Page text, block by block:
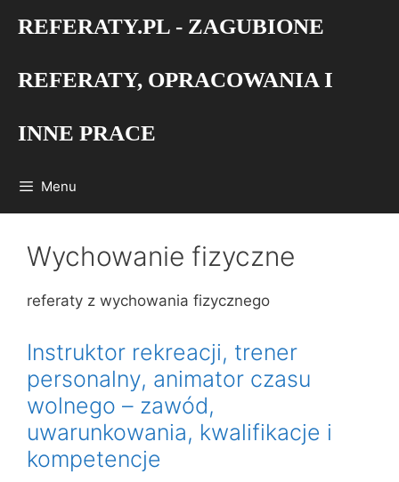
REFERATY.PL - ZAGUBIONE
REFERATY, OPRACOWANIA I
INNE PRACE
Menu
Wychowanie fizyczne
referaty z wychowania fizycznego
Instruktor rekreacji, trener
personalny, animator czasu
wolnego – zawód,
uwarunkowania, kwalifikacje i
kompetencje